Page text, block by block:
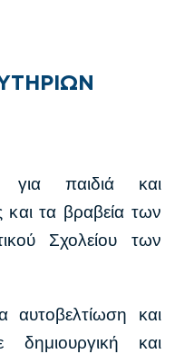
για παιδιά και
και τα βραβεία των
Σχολείου των
αυτοβελτίωση και
δημιουργική και